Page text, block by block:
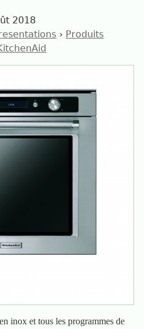
2018
› Produits
inox et tous les programmes de